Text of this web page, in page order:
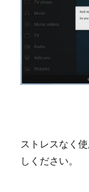
ストレスなく
しください。